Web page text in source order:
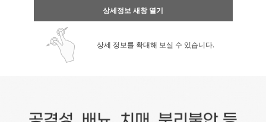
상세정보 새창 열기
상세 정보를 확대해 보실 수 있습니다.